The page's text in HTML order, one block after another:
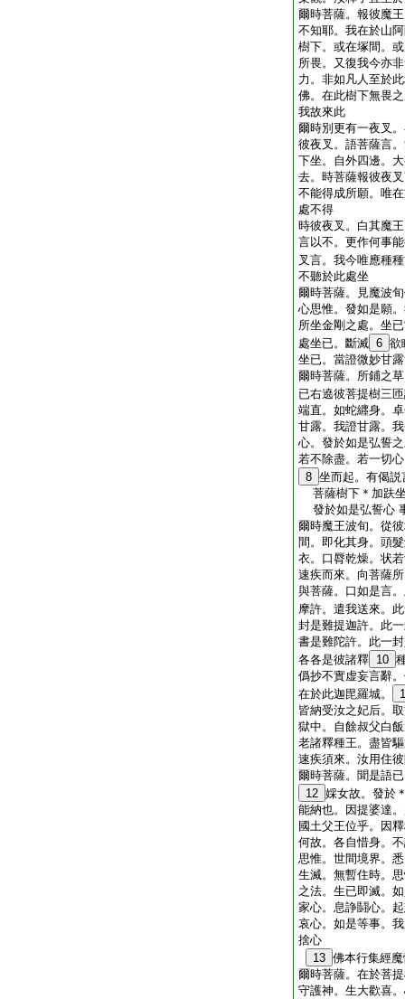
爾時菩薩。報彼魔
不知耶。我在於山
樹下。或在塚間。
所畏。又復我今亦
力。非如凡人至於
佛。在此樹下無畏
我故來此
爾時別更有一夜叉
彼夜叉。語菩薩言
下坐。自外四邊。
去。時菩薩報彼夜
不能得成所願。唯
處不得
時彼夜叉。白其魔
言以不。更作何事
叉言。我今唯應種
不聽於此處坐
爾時菩薩。見魔波
心思惟。發如是願
所坐金剛之處。坐
處坐已。斷滅 6 欲
坐已。當證微妙甘
爾時菩薩。所鋪之
已右遶彼菩提樹三
端直。如蛇纒身。
甘露。我證甘露。
心。發於如是弘誓
若不除盡。若一切
8 坐而起。有偈説
菩薩樹下＊加趺
發於如是弘誓心
爾時魔王波旬。從
間。即化其身。頭
衣。口脣乾燥。状
速疾而來。向菩薩
與菩薩。口如是言
摩許。遣我送來。
封是難提迦許。此
書是難陀許。此一
各各是彼諸釋 10
僞抄不實虚妄言辭
在於此迦毘羅城。
皆納受汝之妃后。
獄中。自餘叔父白
老諸釋種王。盡皆
速疾須來。汝用住
爾時菩薩。聞是語
12 婇女故。發於
能納也。因提婆達
國土父王位乎。因
何故。各自惜身。
思惟。世間境界。
生滅。無暫住時。
之法。生已即滅。
家心。息諍鬪心。
哀心。如是等事。
捨心
13 佛本行集經
爾時菩薩。在於菩
守護神。生大歡喜